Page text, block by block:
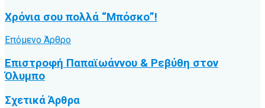
Χρόνια σου πολλά “Μπόσκο”!
Επόμενο Άρθρο
Επιστροφή Παπαϊωάννου & Ρεβύθη στον
Όλυμπο
ΣχετικάΆρθρα